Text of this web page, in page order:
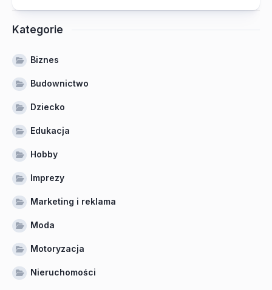
Kategorie
Biznes
Budownictwo
Dziecko
Edukacja
Hobby
Imprezy
Marketing i reklama
Moda
Motoryzacja
Nieruchomości